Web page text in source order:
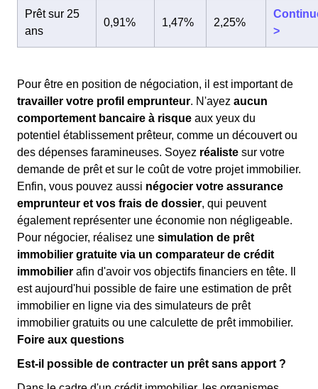
Prêt sur 25
ans
0,91% 1,47% 2,25%
>
Pour être en position de négociation, il est important de
travailler votre profil emprunteur. N'ayez aucun
comportement bancaire à risque aux yeux du
potentiel établissement prêteur, comme un découvert ou
des dépenses faramineuses. Soyez réaliste sur votre
demande de prêt et sur le coût de votre projet immobilier.
Enfin, vous pouvez aussi négocier votre assurance
emprunteur et vos frais de dossier, qui peuvent
également représenter une économie non négligeable.
Pour négocier, réalisez une simulation de prêt
immobilier gratuite via un comparateur de crédit
immobilier afin d'avoir vos objectifs financiers en tête. Il
est aujourd'hui possible de faire une estimation de prêt
immobilier en ligne via des simulateurs de prêt
immobilier gratuits ou une calculette de prêt immobilier.
Foire aux questions
Est-il possible de contracter un prêt sans apport ?